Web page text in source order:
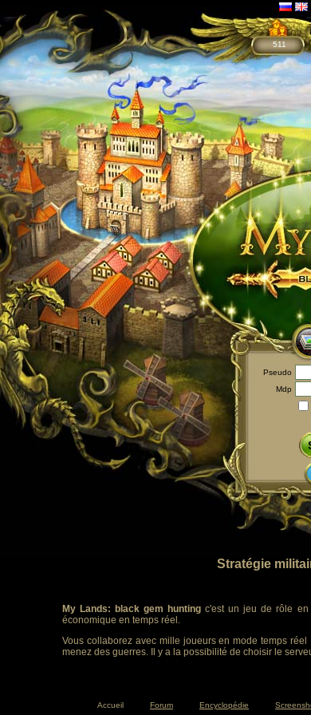
511
Pseudo
Mdp
Stratégie
My Lands: black gem hunting c'est un jeu de rôle en
économique en temps réel.
Vous collaborez avec mille joueurs en mode temps
menez des guerres. Il y a la possibilité de choisir le
Accueil Forum Encyclopédie